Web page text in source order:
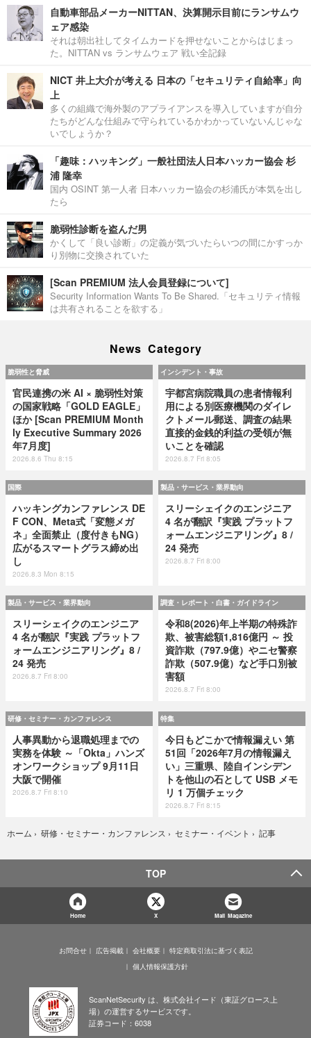
自動車部品メーカーNITTAN、決算開示目前にランサムウ
ェア感染
それは朝出社してタイムカードを押せないことからはじまっ
た。NITTAN vs ランサムウェア 戦い全記録
NICT 井上大介が考える 日本の「セキュリティ自給率」向
上
多くの組織で海外製のアプライアンスを導入していますが自分
たちがどんな仕組みで守られているかわかっていないんじゃな
いでしょうか？
「趣味：ハッキング」一般社団法人日本ハッカー協会 杉
浦 隆幸
国内 OSINT 第一人者 日本ハッカー協会の杉浦氏が本気を出し
たら
脆弱性診断を盗んだ男
かくして「良い診断」の定義が気づいたらいつの間にかすっか
り別物に交換されていた
[Scan PREMIUM 法人会員登録について]
Security Information Wants To Be Shared.「セキュリティ情報
は共有されることを欲する」
News Category
脆弱性と脅威
官民連携の米 AI × 脆弱性対策
の国家戦略「GOLD EAGLE」
ほか [Scan PREMIUM Month
ly Executive Summary 2026
年7月度]
2026.8.6 Thu 8:15
インシデント・事故
宇都宮病院職員の患者情報利
用による別医療機関のダイレ
クトメール郵送、調査の結果
直接的金銭的利益の受領が無
いことを確認
2026.8.7 Fri 8:05
国際
ハッキングカンファレンス DE
F CON、Meta式「変態メガ
ネ」全面禁止（度付きもNG）
広がるスマートグラス締め出
し
2026.8.3 Mon 8:15
製品・サービス・業界動向
スリーシェイクのエンジニア
4 名が翻訳『実践 プラットフ
ォームエンジニアリング』8 /
24 発売
2026.8.7 Fri 8:00
製品・サービス・業界動向
スリーシェイクのエンジニア
4 名が翻訳『実践 プラットフ
ォームエンジニアリング』8 /
24 発売
2026.8.7 Fri 8:00
調査・レポート・白書・ガイドライン
令和8(2026)年上半期の特殊詐
欺、被害総額1,816億円 ～ 投
資詐欺（797.9億）やニセ警察
詐欺（507.9億）など手口別被
害額
2026.8.7 Fri 8:00
研修・セミナー・カンファレンス
人事異動から退職処理までの
実務を体験 ～「Okta」ハンズ
オンワークショップ 9月11日
大阪で開催
2026.8.7 Fri 8:10
特集
今日もどこかで情報漏えい 第
51回「2026年7月の情報漏え
い」三重県、陸自インシデン
トを他山の石として USB メモ
リ 1 万個チェック
2026.8.7 Fri 8:15
ホーム › 研修・セミナー・カンファレンス › セミナー・イベント › 記事
TOP
Home X Mail Magazine
お問合せ 広告掲載 会社概要
特定商取引法に基づく表記
個人情報保護方針
ScanNetSecurity は、株式会社イード（東証グロース上
場）の運営するサービスです。
証券コード：6038